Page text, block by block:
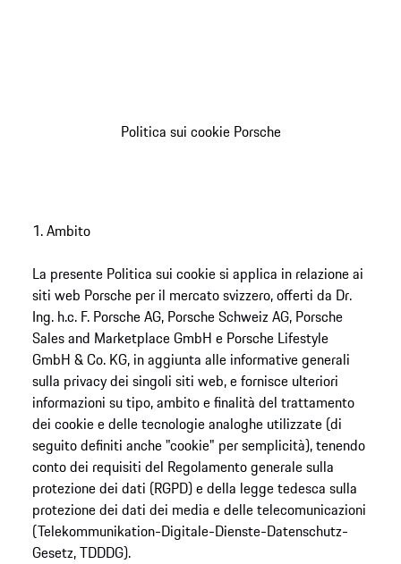
Politica sui cookie Porsche
1. Ambito
La presente Politica sui cookie si applica in relazione ai
siti web Porsche per il mercato svizzero, offerti da Dr.
Ing. h.c. F. Porsche AG, Porsche Schweiz AG, Porsche
Sales and Marketplace GmbH e Porsche Lifestyle
GmbH & Co. KG, in aggiunta alle informative generali
sulla privacy dei singoli siti web, e fornisce ulteriori
informazioni su tipo, ambito e finalità del trattamento
dei cookie e delle tecnologie analoghe utilizzate (di
seguito definiti anche "cookie" per semplicità), tenendo
conto dei requisiti del Regolamento generale sulla
protezione dei dati (RGPD) e della legge tedesca sulla
protezione dei dati dei media e delle telecomunicazioni
(Telekommunikation-Digitale-Dienste-Datenschutz-
Gesetz, TDDDG).